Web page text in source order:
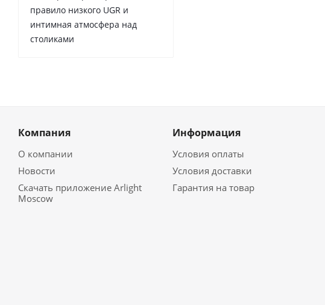
правило низкого UGR и
интимная атмосфера над
столиками
Компания
О компании
Новости
Скачать приложение Arlight
Moscow
Информация
Условия оплаты
Условия доставки
Гарантия на товар